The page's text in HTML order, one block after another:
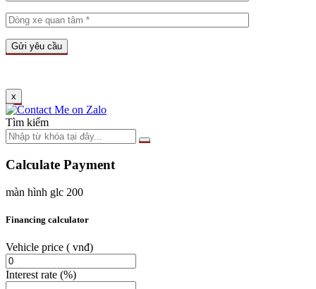
x
Tìm kiếm
Calculate Payment
màn hình glc 200
Financing calculator
Vehicle price ( vnđ)
Interest rate (%)